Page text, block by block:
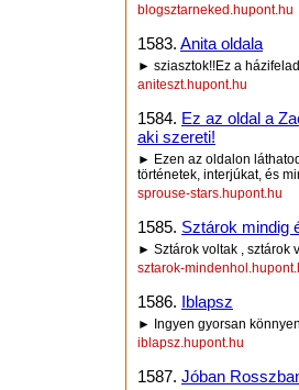
blogsztarneked.hupont.hu
1583. Anita oldala
► sziasztok!!Ez a
aniteszt.hupont.hu
1584. Ez az oldal a
aki szereti!
► Ezen az oldalon
történetek, interjúkat, és
sprouse-stars.hupont.hu
1585. Sztárok mindig
► Sztárok voltak , sztárok
sztarok-
1586. Iblapsz
► Ingyen gyorsan
iblapsz.hupont.hu
1587. Jóban